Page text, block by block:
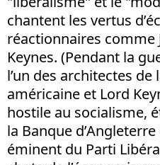
chantent les vertus
réactionnaires comme
Keynes. (Pendant la
l’un des architectes
américaine et Lord
hostile au socialisme,
la Banque
éminent du Parti